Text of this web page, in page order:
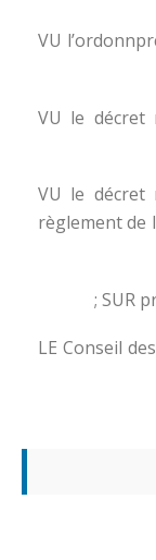
VU
VU le décret
VU le décret
règlement de
SUR
LE Conseil